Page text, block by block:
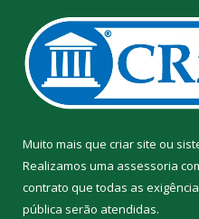
Muito mais que criar site ou
Realizamos uma assessoria
contrato que todas as
pública serão atendidas.